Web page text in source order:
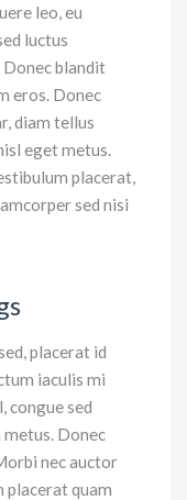
leo, eu
luctus
blandit
eros. Donec
diam tellus
eget metus.
placerat,
sed nisi
placerat id
iaculis mi
congue sed
Donec
nec auctor
placerat quam